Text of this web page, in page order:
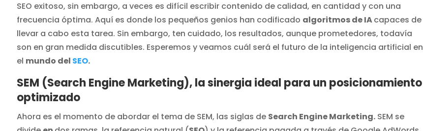
SEO exitoso, sin embargo, a veces es difícil escribir contenido de calidad, en cantidad y con una
frecuencia óptima. Aquí es donde los pequeños genios han codificado algoritmos de IAcapaces de
llevar a cabo esta tarea. Sin embargo, ten cuidado, los resultados, aunque prometedores, todavía
son en gran medida discutibles. Esperemos y veamos cuál será el futuro de la inteligencia artificial en
el mundo del SEO.
SEM (Search Engine Marketing), la sinergia ideal para un posicionamiento
optimizado
Ahora es el momento de abordar el tema de SEM, las siglas de Search Engine Marketing.SEM se